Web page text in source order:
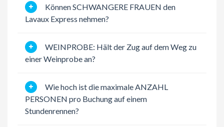
Können SCHWANGERE FRAUEN den
Lavaux Express nehmen?
WEINPROBE: Hält der Zug auf dem Weg zu
einer Weinprobe an?
Wie hoch ist die maximale ANZAHL
PERSONEN pro Buchung auf einem
Stundenrennen?